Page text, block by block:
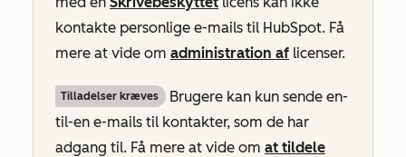
kontakte personlige e-mails til HubSpot. Få
mere at vide om administration af licenser.
Tilladelser kræves
Brugere kan kun sende en-
til-en e-mails til kontakter, som de har
adgang til. Få mere at vide om at tildele